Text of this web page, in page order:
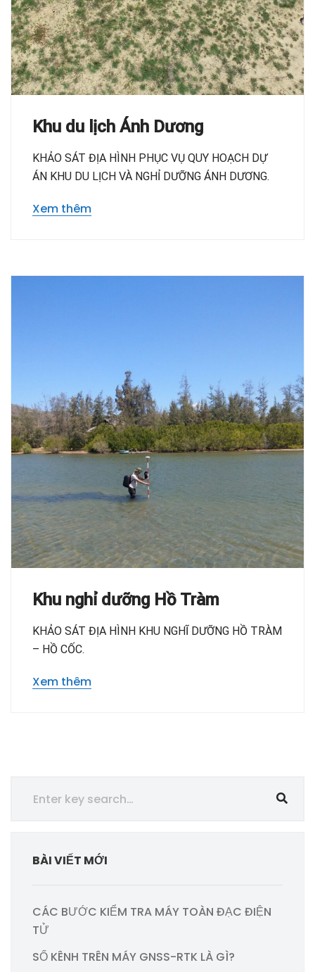
Khu du lịch Ánh Dương
KHẢO SÁT ĐỊA HÌNH PHỤC VỤ QUY HOẠCH DỰ
ÁN KHU DU LỊCH VÀ NGHỈ DƯỠNG ÁNH DƯƠNG.
Xem thêm
Khu nghỉ dưỡng Hồ Tràm
KHẢO SÁT ĐỊA HÌNH KHU NGHĨ DƯỠNG HỒ TRÀM
– HỒ CỐC.
Xem thêm
BÀI VIẾT MỚI
CÁC BƯỚC KIỂM TRA MÁY TOÀN ĐẠC ĐIỆN
TỬ
SỐ KÊNH TRÊN MÁY GNSS-RTK LÀ GÌ?